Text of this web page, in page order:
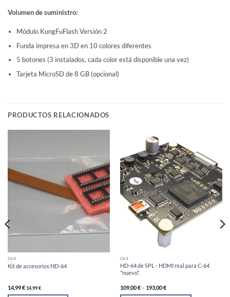
Volumen de suministro:
Módulo KungFuFlash Versión 2
Funda impresa en 3D en 10 colores diferentes
5 botones (3 instalados, cada color está disponible una vez)
Tarjeta MicroSD de 8 GB (opcional)
PRODUCTOS RELACIONADOS
C64
Kit de accesorios HD-64
14,99€ 14,99€
C64
HD-64 de SPL - HDMI real para C-64
*nuevo*.
109,00€– 193,00€